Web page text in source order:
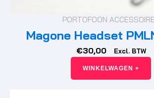
PORTOFOON
Magone Headset
€30,00 Excl. BTW
WINKELWAGEN +